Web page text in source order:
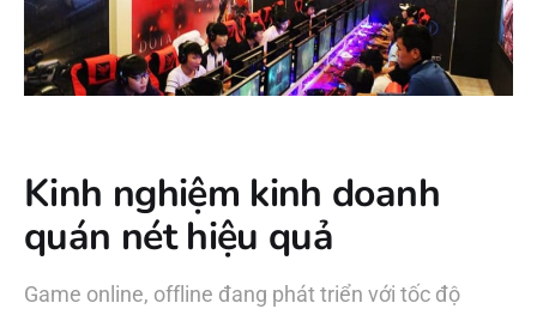
Kinh nghiệm kinh doanh
quán nét hiệu quả
Game online, offline đang phát triển với tốc độ